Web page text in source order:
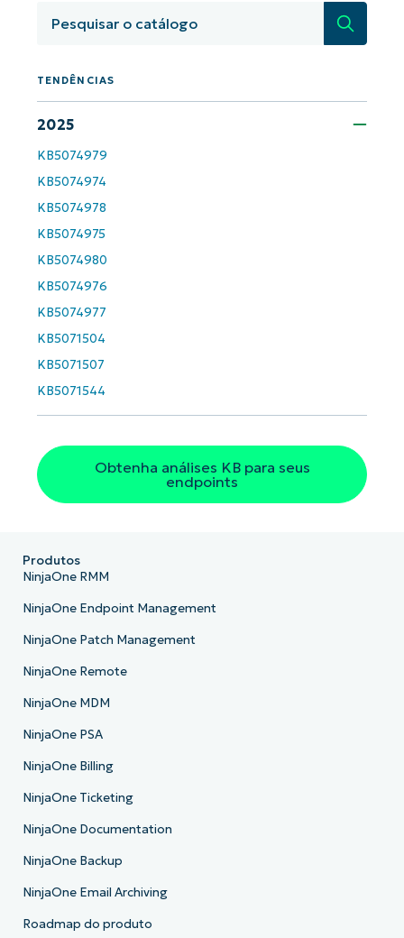
TENDÊNCIAS
2025
KB5074979
KB5074974
KB5074978
KB5074975
KB5074980
KB5074976
KB5074977
KB5071504
KB5071507
KB5071544
Obtenha análises KB para seus
endpoints
orientadas por IA do NinjaOne!
Business
name*
Produtos
NinjaOne RMM
NinjaOne Endpoint Management
NinjaOne Patch Management
NinjaOne Remote
NinjaOne MDM
NinjaOne PSA
NinjaOne Billing
NinjaOne Ticketing
NinjaOne Documentation
NinjaOne Backup
NinjaOne Email Archiving
Roadmap do produto